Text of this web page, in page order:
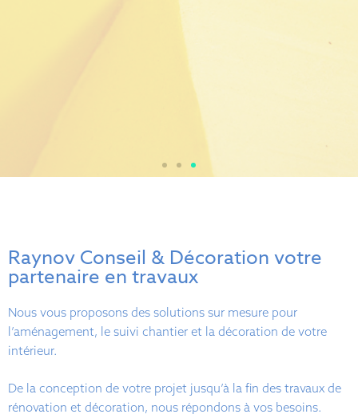
Raynov Conseil & Décoration votre
partenaire en travaux
Nous vous proposons des solutions sur mesure pour
l’aménagement, le suivi chantier et la décoration de votre
intérieur.​​​
De la conception de votre projet jusqu’à la fin des travaux de
rénovation et décoration, nous répondons à vos besoins.